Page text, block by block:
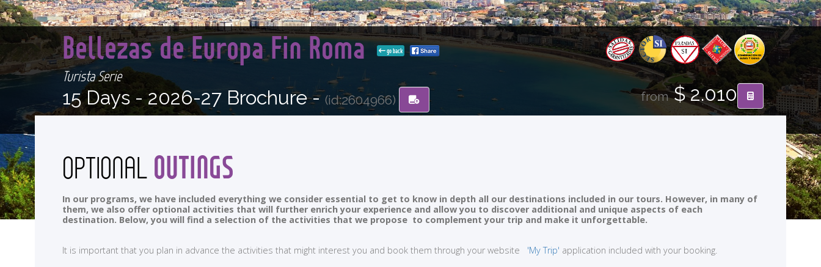
Bellezas de Europa Fin Roma go back
Turista Serie
15 Days -2026-27 Brochure -(id:2604966) from$ 2.010
OPTIONALOUTINGS
In our programs, we have included everything we consider essential to get to know in depth all our destinations included in our tours. However, in many of
them, we also offer optional activities that will further enrich your experience and allow you to discover additional and unique aspects of each
destination. Below, you will find a selection of the activities that we propose to complement your trip and make it unforgettable.
It is important that you plan in advance the activities that might interest you and book them through your website 'My Trip' application included with your booking.